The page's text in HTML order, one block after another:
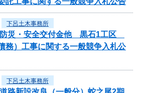
下呂土木事務所
防災・安全交付金他 黒石1工区
務）工事に関する一般競争入札公
下呂土木事務所